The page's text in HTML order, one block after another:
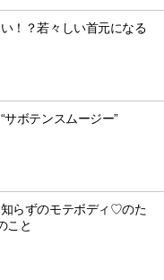
！？若々しい首元になる
サボテンスムージー”
らずのモテボディ♡のた
こと